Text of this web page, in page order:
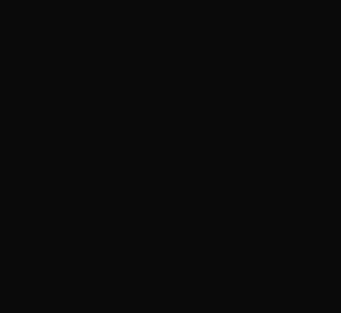
photo, pointe sur le code. C'est gratuit à